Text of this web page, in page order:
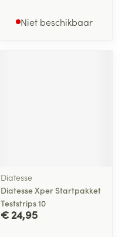
Niet beschikbaar
Diatesse
Diatesse Xper Startpakket
Teststrips 10
€ 24,95